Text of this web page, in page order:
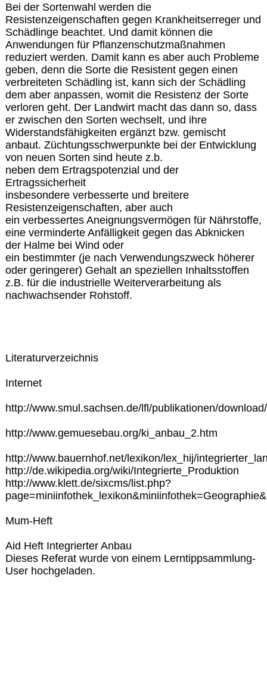
Bei der Sortenwahl werden die
Resistenzeigenschaften gegen Krankheitserreger und
Schädlinge beachtet. Und damit können die
Anwendungen für Pflanzenschutzmaßnahmen
reduziert werden. Damit kann es aber auch Probleme
geben, denn die Sorte die Resistent gegen einen
verbreiteten Schädling ist, kann sich der Schädling
dem aber anpassen, womit die Resistenz der Sorte
verloren geht. Der Landwirt macht das dann so, dass
er zwischen den Sorten wechselt, und ihre
Widerstandsfähigkeiten ergänzt bzw. gemischt
anbaut. Züchtungsschwerpunkte bei der Entwicklung
von neuen Sorten sind heute z.b.
neben dem Ertragspotenzial und der
Ertragssicherheit
insbesondere verbesserte und breitere
Resistenzeigenschaften, aber auch
ein verbessertes Aneignungsvermögen für Nährstoffe,
eine verminderte Anfälligkeit gegen das Abknicken
der Halme bei Wind oder
ein bestimmter (je nach Verwendungszweck höherer
oder geringerer) Gehalt an speziellen Inhaltsstoffen
z.B. für die industrielle Weiterverarbeitung als
nachwachsender Rohstoff.
Literaturverzeichnis
Internet
http://www.smul.sachsen.de/lfl/publikationen/
http://www.gemuesebau.org/ki_anbau_2.htm
http://www.bauernhof.net/lexikon/lex_hij/
http://de.wikipedia.org/wiki/Integrierte_Produktion
http://www.klett.de/sixcms/list.php?
Mum-Heft
Aid Heft Integrierter Anbau
Dieses Referat wurde von einem Lerntippsammlung-
User hochgeladen.